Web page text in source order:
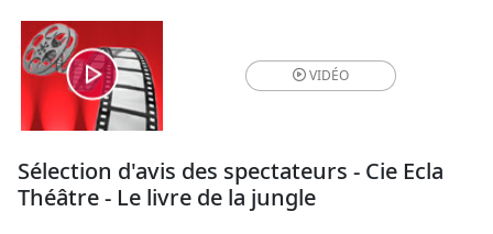
VIDÉO
Sélection d'avis des spectateurs - Cie Ecla
Théâtre - Le livre de la jungle